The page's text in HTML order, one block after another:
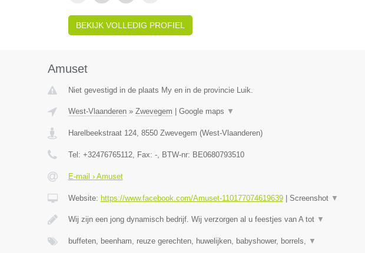
BEKIJK VOLLEDIG PROFIEL
Amuset
Niet gevestigd in de plaats My en in de provincie Luik.
West-Vlaanderen» Zwevegem Google maps ▼
Harelbeekstraat 124, 8550 Zwevegem (West-Vlaanderen)
Tel: +32476765112, Fax: -, BTW-nr: BE0680793510
E-mail › Amuset
Website: https://www.facebook.com/Amuset-110177074619639| Screenshot ▼
Wij zijn een jong dynamisch bedrijf. Wij verzorgen al u feestjes van A tot ▼
buffeten, beenham, reuze gerechten, huwelijken, babyshower, borrels, ▼